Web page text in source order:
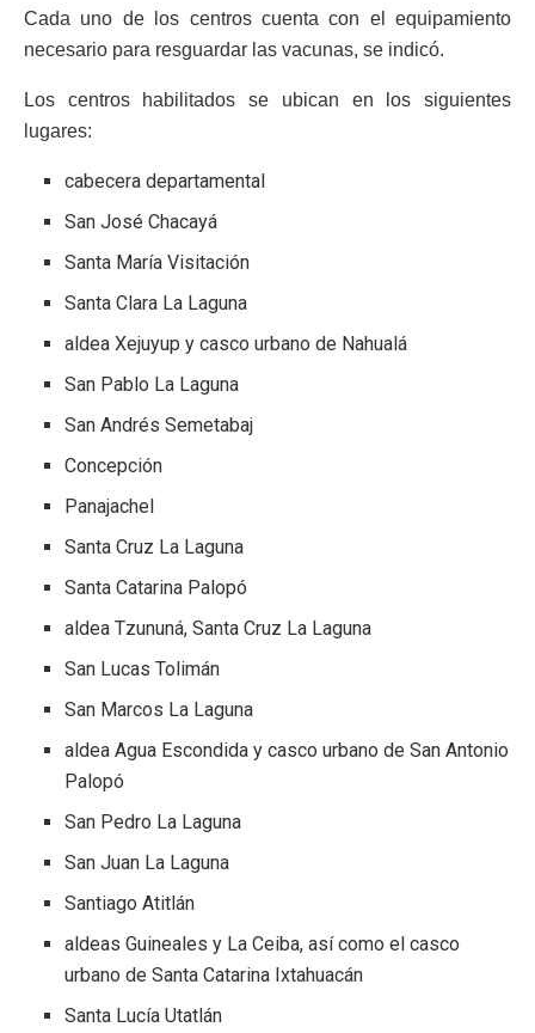
Cada uno de los centros cuenta con el equipamiento
necesario para resguardar las vacunas, se indicó.
Los centros habilitados se ubican en los siguientes
lugares:
cabecera departamental
San José Chacayá
Santa María Visitación
Santa Clara La Laguna
aldea Xejuyup y casco urbano de Nahualá
San Pablo La Laguna
San Andrés Semetabaj
Concepción
Panajachel
Santa Cruz La Laguna
Santa Catarina Palopó
aldea Tzununá, Santa Cruz La Laguna
San Lucas Tolimán
San Marcos La Laguna
aldea Agua Escondida y casco urbano de San Antonio
Palopó
San Pedro La Laguna
San Juan La Laguna
Santiago Atitlán
aldeas Guineales y La Ceiba, así como el casco
urbano de Santa Catarina Ixtahuacán
Santa Lucía Utatlán